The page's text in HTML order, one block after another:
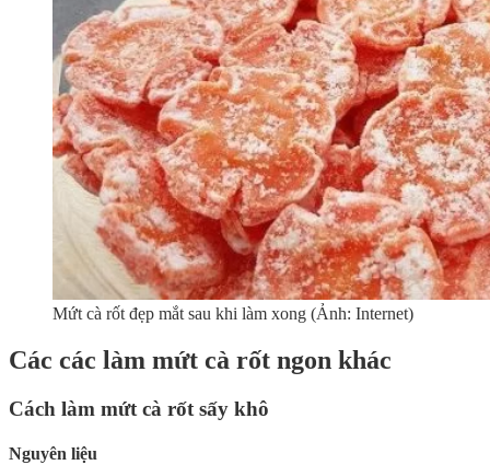
Mứt cà rốt đẹp mắt sau khi làm xong (Ảnh: Internet)
Các các làm mứt cà rốt ngon khác
Cách làm mứt cà rốt sấy khô
Nguyên liệu